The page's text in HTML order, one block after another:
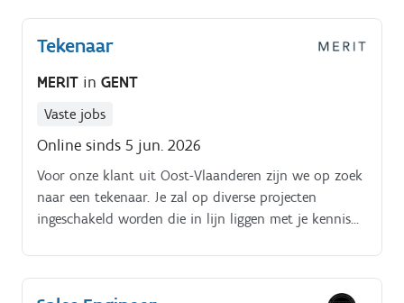
Tekenaar
MERIT in GENT
Vaste jobs
Online sinds 5 jun. 2026
Voor onze klant uit Oost-Vlaanderen zijn we op zoek
naar een tekenaar. Je zal op diverse projecten
ingeschakeld worden die in lijn liggen met je kennis
elektrische en het mechanische zijn. Jouw
takenpakket bestaat uit: Ontwerpen en uittekenen